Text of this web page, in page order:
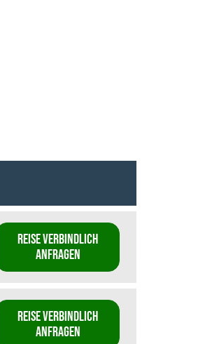
REISE VERBINDLICH
ANFRAGEN
REISE VERBINDLICH
ANFRAGEN